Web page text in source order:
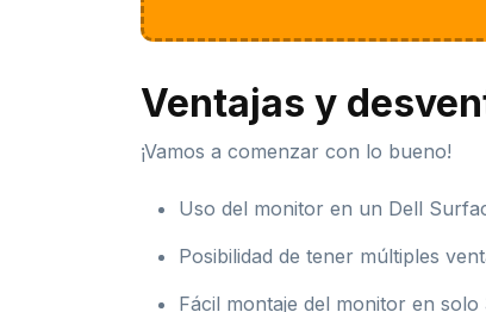
Ventajas y
¡Vamos a comenzar con lo bueno!
Uso del monitor en un Dell
Posibilidad de tener múltiples
Fácil montaje del monitor en solo